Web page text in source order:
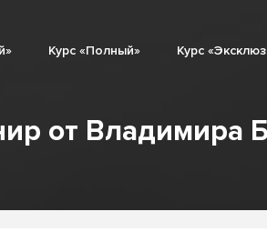
Курс «Полный» Курс
от Владимира